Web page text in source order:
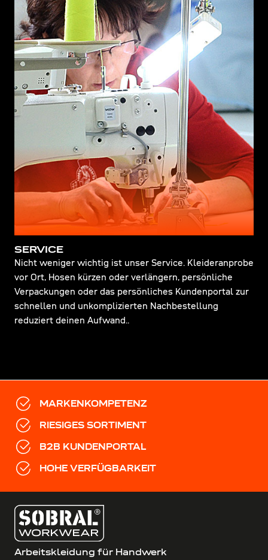
SERVICE
Nicht weniger wichtig ist unser Service. Kleideranprobe
vor Ort, Hosen kürzen oder verlängern, persönliche
Verpackungen oder das persönliches Kundenportal zur
schnellen und unkomplizierten Nachbestellung
reduziert deinen Aufwand..
MARKENKOMPETENZ
RIESIGES SORTIMENT
B2B KUNDENPORTAL
HOHE VERFÜGBARKEIT
Arbeitskleidung für Handwerk